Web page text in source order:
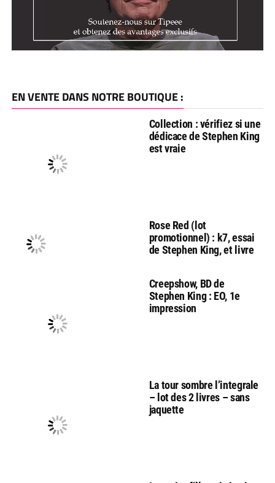
EN VENTE DANS NOTRE BOUTIQUE :
Collection : vérifiez si une
dédicace de Stephen King
est vraie
Rose Red (lot
promotionnel) : k7, essai
de Stephen King, et livre
Creepshow, BD de
Stephen King : EO, 1e
impression
La tour sombre l’integrale
– lot des 2 livres – sans
jaquette